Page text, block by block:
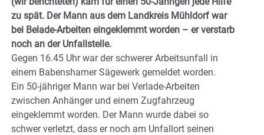
zu spät. Der Mann aus dem Landkreis Mühldorf war
bei Belade-Arbeiten eingeklemmt worden – er verstarb
noch an der Unfallstelle.
Gegen 16.45 Uhr war der schwerer Arbeitsunfall in
einem Babenshamer Sägewerk gemeldet worden.
Ein 50-jähriger Mann war bei Verlade-Arbeiten
zwischen Anhänger und einem Zugfahrzeug
eingeklemmt worden. Der Mann wurde dabei so
schwer verletzt, dass er noch am Unfallort seinen